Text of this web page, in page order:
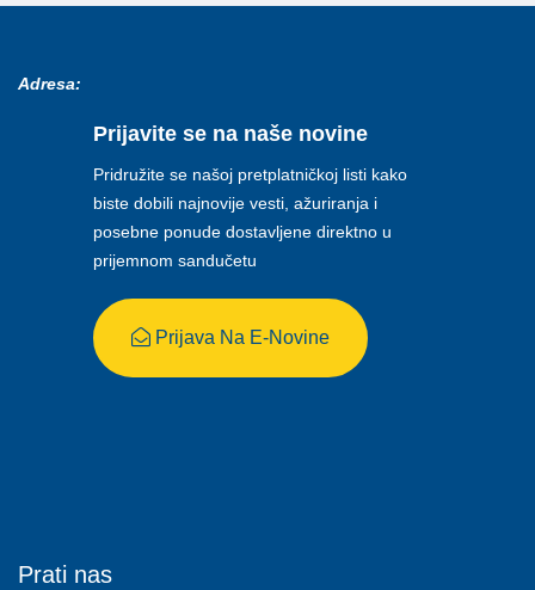
Adresa:
Prijavite se na naše novine
Pridružite se našoj pretplatničkoj listi kako
biste dobili najnovije vesti, ažuriranja i
posebne ponude dostavljene direktno u
prijemnom sandučetu
Prijava Na E-Novine
Prati nas